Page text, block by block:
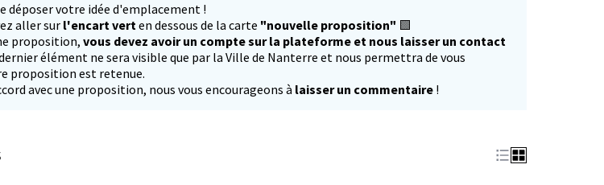
déposer votre idée d'emplacement !
aller sur l'encart verten dessous de la carte "nouvelle proposition" 🟩
proposition,vous devez avoir un compte sur la plateforme et nous laisser un contact
dernier élément ne sera visible que par la Ville de Nanterre et nous permettra de vous
proposition est retenue.
avec une proposition, nous vous encourageons à laisser un commentaire !